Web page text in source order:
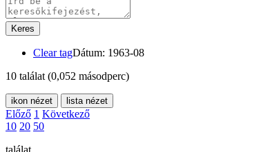
Keres
Clear tagDátum: 1963-08
10 találat (0,052 másodperc)
ikon nézet lista nézet
Előző 1 Következő
10 20 50